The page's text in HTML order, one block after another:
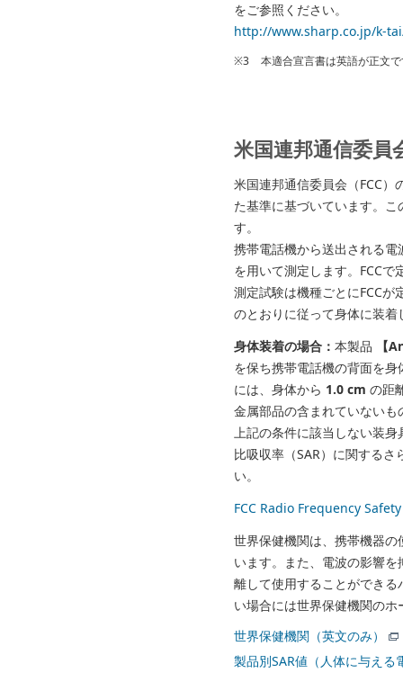
をご参照ください。
http://www.sharp.co.jp/k-
※3 本適合宣言書は英語が正文
米国連邦通信委員
米国連邦通信委員会（FCC
た基準に基づいています。
す。
携帯電話機から送出される
を用いて測定します。FCC
測定試験は機種ごとにFCC
のとおりに従って身体に装
身体装着の場合： 本製品
【
を保ち携帯電話機の背面を
には、身体から 1.0 cm の距
金属部品の含まれていない
上記の条件に該当しない装身
比吸収率（SAR）に関する
い。
FCC Radio Frequency
世界保健機関は、携帯機器
います。また、電波の影響
離して使用することができ
い場合には世界保健機関の
世界保健機関（英文のみ）
製品別SAR値（人体に与え